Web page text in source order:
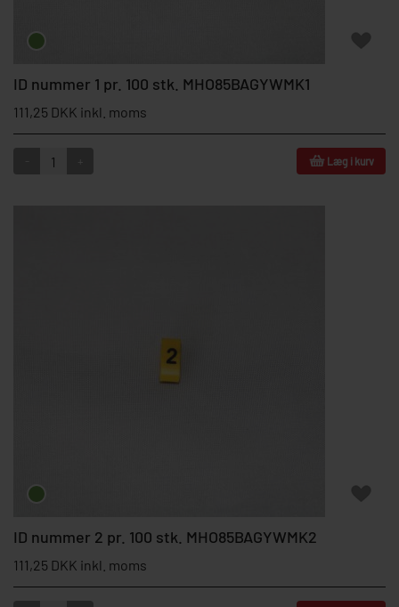
ID nummer 1 pr. 100 stk. MHO85BAGYWMK1
111,25 DKK inkl. moms
Læg i kurv
ID nummer 2 pr. 100 stk. MHO85BAGYWMK2
111,25 DKK inkl. moms